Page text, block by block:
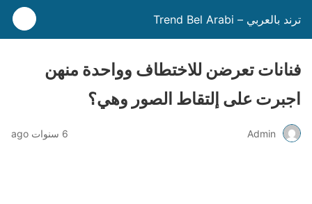
ترند بالعربي – Trend Bel Arabi
فنانات تعرضن للاختطاف وواحدة منهن
اجبرت على إلتقاط الصور وهي؟
Admin 6 سنوات ago